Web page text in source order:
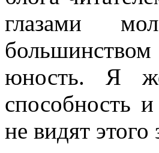
глазами
юность. Я
способность
не видят